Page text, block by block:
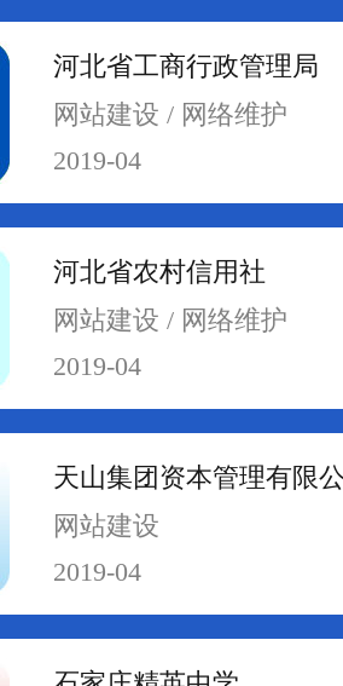
网络安全
河北省工商行政管理局
网站建设 / 网络维护
2019-04
河北省农村信用社
网站建设 / 网络维护
2019-04
天山集团资本管理有限
网站建设
2019-04